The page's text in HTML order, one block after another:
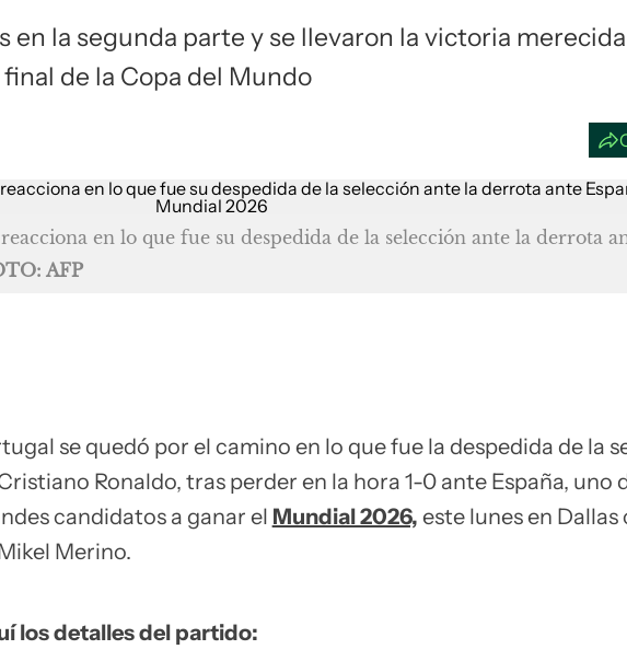
en la segunda parte y se llevaron la victoria
de la Copa del Mundo
en lo que fue su despedida de la selección ante la derrota
AFP
se quedó por el camino en lo que fue la despedida de la
Ronaldo, tras perder en la hora 1-0 ante España, uno
candidatos a ganar el Mundial 2026, este lunes en Dallas
Merino.
los detalles del partido: